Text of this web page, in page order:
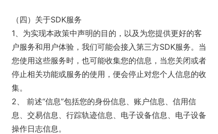
（四）关于SDK服务
1、为实现本政策中声明的目的，以及为您提供更好的客
户服务和用户体验，我们可能会接入第三方SDK服务。当
您使用这些服务时，也可能收集您的信息，当您关闭或者
停止相关功能或服务的使用，便会停止对您个人信息的收
集。
2、 前述“信息”包括您的身份信息、账户信息、信用信
息、交易信息、行踪轨迹信息、电子设备信息、电子设备
操作日志信息。